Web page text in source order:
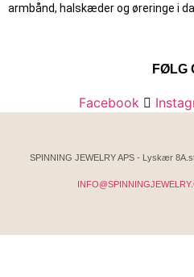
armbånd, halskæder og øreringe i
FØLG
Facebook
SPINNING JEWELRY APS - Lyskær